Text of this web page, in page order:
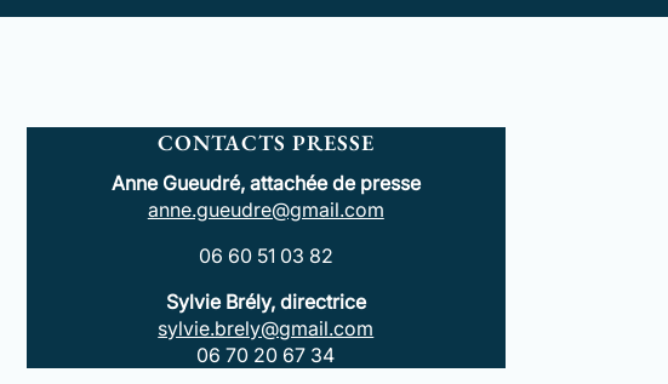
CONTACTS PRESSE
Anne Gueudré, attachée de presse
anne.gueudre@gmail.com
06 60 51 03 82
Sylvie Brély, directrice
sylvie.brely@gmail.com
06 70 20 67 34